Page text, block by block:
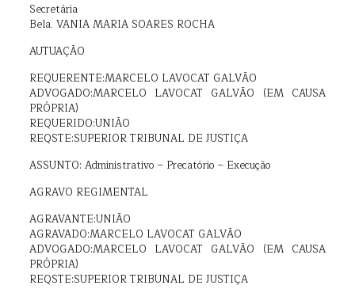
Secretária
Bela. VANIA MARIA SOARES ROCHA
AUTUAÇÃO
REQUERENTE:MARCELO LAVOCAT GALVÃO
ADVOGADO:MARCELO LAVOCAT GALVÃO (EM CAUSA
PRÓPRIA)
REQUERIDO:UNIÃO
REQSTE:SUPERIOR TRIBUNAL DE JUSTIÇA
ASSUNTO: Administrativo – Precatório – Execução
AGRAVO REGIMENTAL
AGRAVANTE:UNIÃO
AGRAVADO:MARCELO LAVOCAT GALVÃO
ADVOGADO:MARCELO LAVOCAT GALVÃO (EM CAUSA
PRÓPRIA)
REQSTE:SUPERIOR TRIBUNAL DE JUSTIÇA